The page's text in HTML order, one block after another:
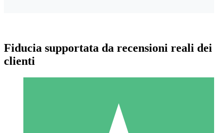
Fiducia supportata da recensioni reali dei
clienti